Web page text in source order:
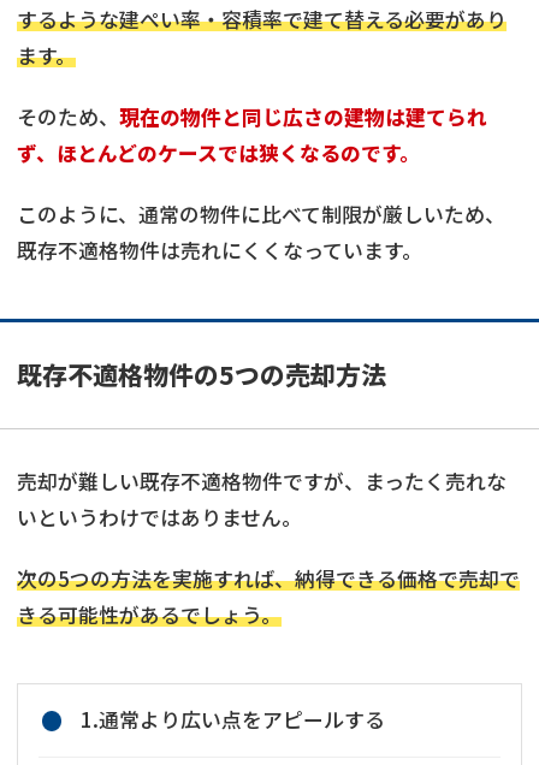
するような建ぺい率・容積率で建て替える必要があり
ます。
そのため、 現在の物件と同じ広さの建物は建てられ
ず、ほとんどのケースでは狭くなるのです。
このように、通常の物件に比べて制限が厳しいため、
既存不適格物件は売れにくくなっています。
既存不適格物件の5つの売却方法
売却が難しい既存不適格物件ですが、まったく売れな
いというわけではありません。
次の5つの方法を実施すれば、納得できる価格で売却で
きる可能性があるでしょう。
1.通常より広い点をアピールする